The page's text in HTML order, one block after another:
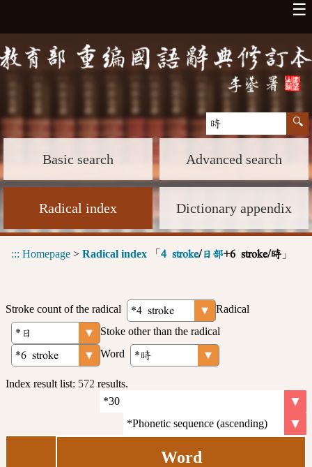
☰
Basic search Advanced search
Radical index Dictionary appendix
::: Homepage > Radical index 「 4 stroke/日部+6 stroke/時 」
Stroke count of the radical
Radical
Stoke other than the radical
Word
Index result list: 572 results.
Word